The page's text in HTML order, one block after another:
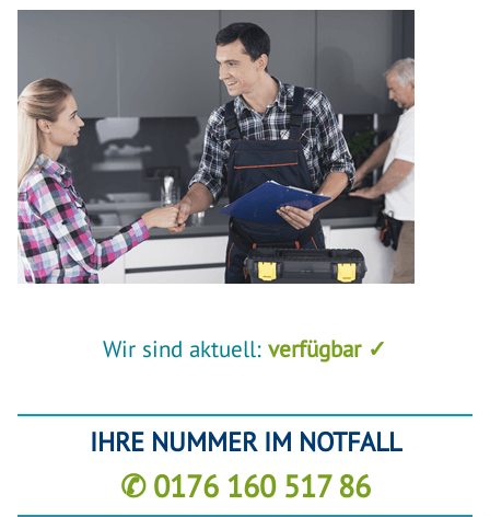
Wir sind aktuell: verfügbar ✓
IHRE NUMMER IM NOTFALL
✆ 0176 160 517 86